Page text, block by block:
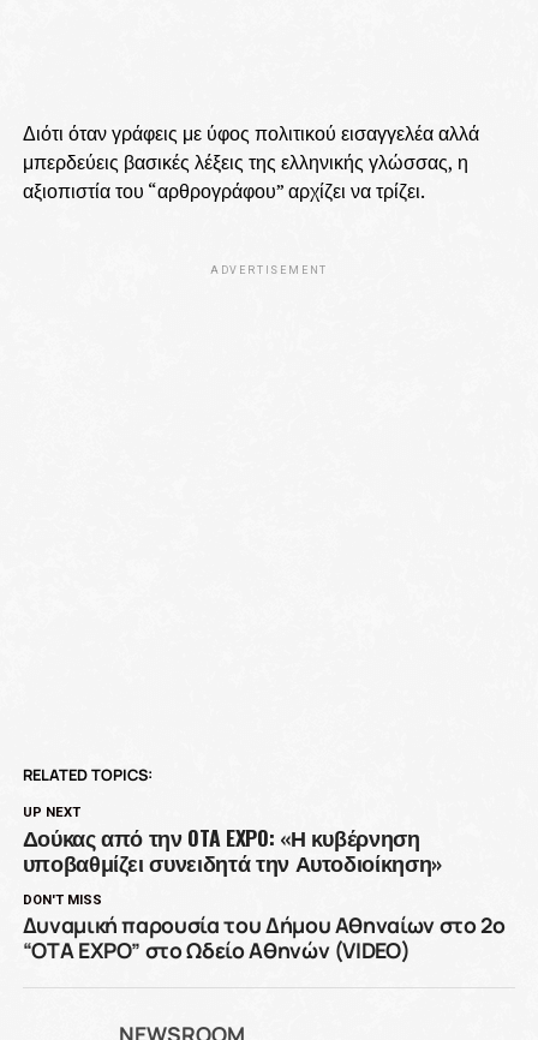
Διότι όταν γράφεις με ύφος πολιτικού εισαγγελέα αλλά
μπερδεύεις βασικές λέξεις της ελληνικής γλώσσας, η
αξιοπιστία του “αρθρογράφου” αρχίζει να τρίζει.
ADVERTISEMENT
RELATED TOPICS:
UP NEXT
Δούκας από την OTA EXPO: «Η κυβέρνηση
υποβαθμίζει συνειδητά την Αυτοδιοίκηση»
DON'T MISS
Δυναμική παρουσία του Δήμου Αθηναίων στο 2ο
“OTA EXPO” στο Ωδείο Αθηνών (VIDEO)
NEWSROOM